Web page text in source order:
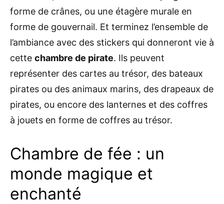
forme de crânes, ou une étagère murale en
forme de gouvernail. Et terminez l’ensemble de
l’ambiance avec des stickers qui donneront vie à
cette chambre de pirate. Ils peuvent
représenter des cartes au trésor, des bateaux
pirates ou des animaux marins, des drapeaux de
pirates, ou encore des lanternes et des coffres
à jouets en forme de coffres au trésor.
Chambre de fée : un
monde magique et
enchanté